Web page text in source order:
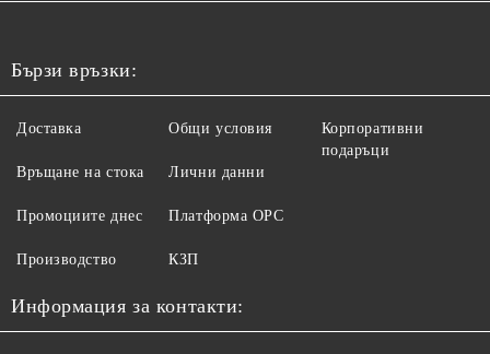
Бързи връзки:
Доставка
Връщане на стока
Промоциите днес
Производство
Общи условия
Лични данни
Платформа ОРС
КЗП
Корпоративни
подаръци
Информация за контакти: